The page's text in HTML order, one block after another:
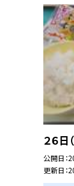
２６日
公開日
更新日